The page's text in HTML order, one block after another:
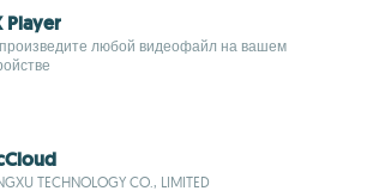
Player
любой видеофайл на вашем
TECHNOLOGY CO., LIMITED